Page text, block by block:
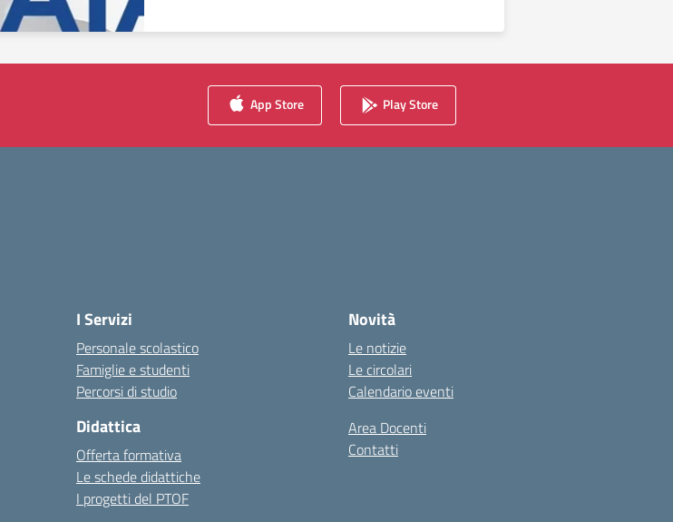
App Store Play Store
I Servizi
Personale scolastico
Famiglie e studenti
Percorsi di studio
Didattica
Offerta formativa
Le schede didattiche
I progetti del PTOF
Novità
Le notizie
Le circolari
Calendario eventi
Area Docenti
Contatti